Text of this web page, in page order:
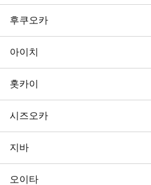
후쿠오카
아이치
홋카이
시즈오카
지바
오이타